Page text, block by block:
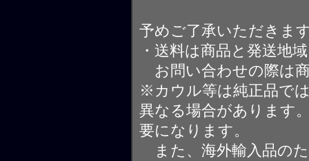
予めご了承いただきま
・送料は商品と発送地
お問い合わせの際は
※カウル等は純正品で
異なる場合があります
要になります。
また、海外輸入品の